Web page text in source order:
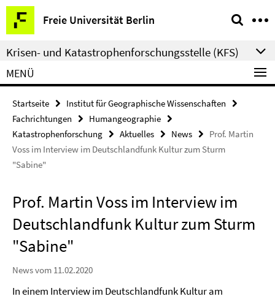
Springe
direkt
zu
Inhalt
Freie Universität Berlin
Service-
Navigation
Krisen- und Katastrophenforschungsstelle (KFS)
MENÜ
Startseite
Institut für Geographische Wissenschaften
Fachrichtungen
Humangeographie
Katastrophenforschung
Aktuelles News
Prof. Martin
Voss im Interview im Deutschlandfunk Kultur zum Sturm
"Sabine"
Prof. Martin Voss im Interview im
Deutschlandfunk Kultur zum Sturm
"Sabine"
News vom 11.02.2020
In einem Interview im Deutschlandfunk Kultur am